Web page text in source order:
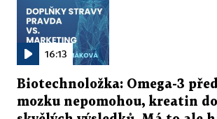
16:13
Biotechnoložka: Omega-3
mozku nepomohou, kreatin